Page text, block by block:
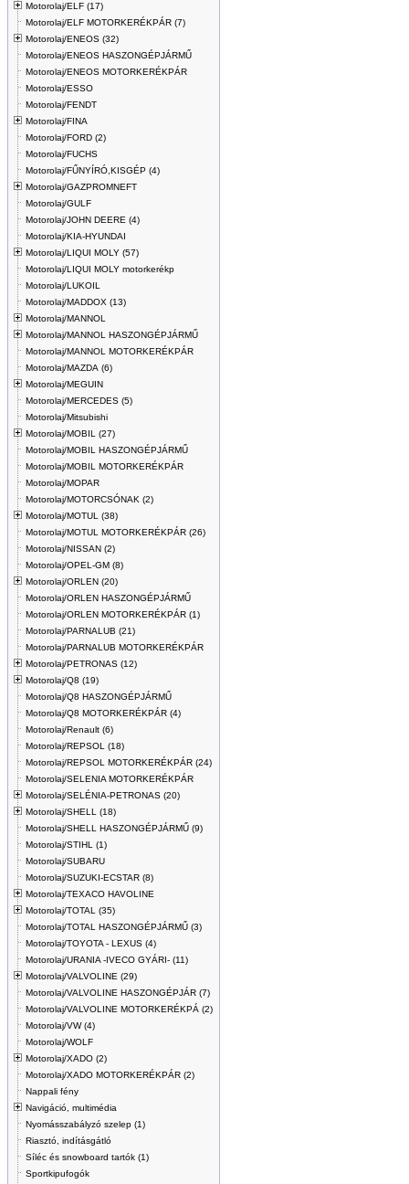
Motorolaj/ELF (17)
Motorolaj/ELF MOTORKERÉKPÁR (7)
Motorolaj/ENEOS (32)
Motorolaj/ENEOS HASZONGÉPJÁRMŰ
Motorolaj/ENEOS MOTORKERÉKPÁR
Motorolaj/ESSO
Motorolaj/FENDT
Motorolaj/FINA
Motorolaj/FORD (2)
Motorolaj/FUCHS
Motorolaj/FŰNYÍRÓ,KISGÉP (4)
Motorolaj/GAZPROMNEFT
Motorolaj/GULF
Motorolaj/JOHN DEERE (4)
Motorolaj/KIA-HYUNDAI
Motorolaj/LIQUI MOLY (57)
Motorolaj/LIQUI MOLY motorkerékp
Motorolaj/LUKOIL
Motorolaj/MADDOX (13)
Motorolaj/MANNOL
Motorolaj/MANNOL HASZONGÉPJÁRMŰ
Motorolaj/MANNOL MOTORKERÉKPÁR
Motorolaj/MAZDA (6)
Motorolaj/MEGUIN
Motorolaj/MERCEDES (5)
Motorolaj/Mitsubishi
Motorolaj/MOBIL (27)
Motorolaj/MOBIL HASZONGÉPJÁRMŰ
Motorolaj/MOBIL MOTORKERÉKPÁR
Motorolaj/MOPAR
Motorolaj/MOTORCSÓNAK (2)
Motorolaj/MOTUL (38)
Motorolaj/MOTUL MOTORKERÉKPÁR (26)
Motorolaj/NISSAN (2)
Motorolaj/OPEL-GM (8)
Motorolaj/ORLEN (20)
Motorolaj/ORLEN HASZONGÉPJÁRMŰ
Motorolaj/ORLEN MOTORKERÉKPÁR (1)
Motorolaj/PARNALUB (21)
Motorolaj/PARNALUB MOTORKERÉKPÁR
Motorolaj/PETRONAS (12)
Motorolaj/Q8 (19)
Motorolaj/Q8 HASZONGÉPJÁRMŰ
Motorolaj/Q8 MOTORKERÉKPÁR (4)
Motorolaj/Renault (6)
Motorolaj/REPSOL (18)
Motorolaj/REPSOL MOTORKERÉKPÁR (24)
Motorolaj/SELENIA MOTORKERÉKPÁR
Motorolaj/SELÉNIA-PETRONAS (20)
Motorolaj/SHELL (18)
Motorolaj/SHELL HASZONGÉPJÁRMŰ (9)
Motorolaj/STIHL (1)
Motorolaj/SUBARU
Motorolaj/SUZUKI-ECSTAR (8)
Motorolaj/TEXACO HAVOLINE
Motorolaj/TOTAL (35)
Motorolaj/TOTAL HASZONGÉPJÁRMŰ (3)
Motorolaj/TOYOTA - LEXUS (4)
Motorolaj/URANIA -IVECO GYÁRI- (11)
Motorolaj/VALVOLINE (29)
Motorolaj/VALVOLINE HASZONGÉPJÁR (7)
Motorolaj/VALVOLINE MOTORKERÉKPÁ (2)
Motorolaj/VW (4)
Motorolaj/WOLF
Motorolaj/XADO (2)
Motorolaj/XADO MOTORKERÉKPÁR (2)
Nappali fény
Navigáció, multimédia
Nyomásszabályzó szelep (1)
Riasztó, indításgátló
Síléc és snowboard tartók (1)
Sportkipufogók